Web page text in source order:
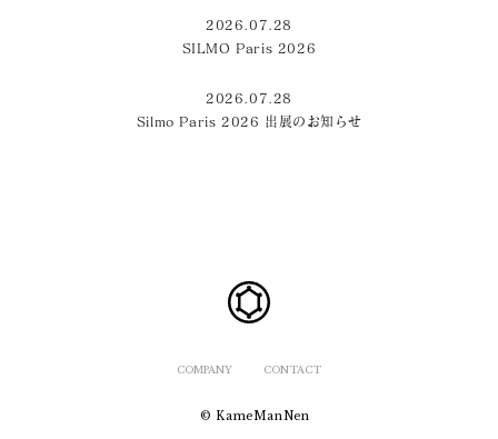
2026.07.28
SILMO Paris 2026
2026.07.28
Silmo Paris 2026 出展のお知らせ
COMPANY CONTACT
© KameManNen